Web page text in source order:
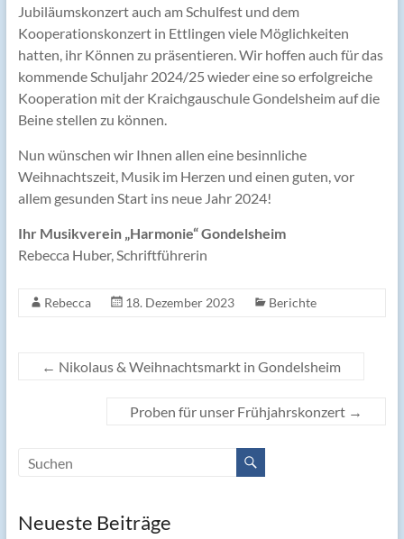
Jubiläumskonzert auch am Schulfest und dem
Kooperationskonzert in Ettlingen viele Möglichkeiten
hatten, ihr Können zu präsentieren. Wir hoffen auch für das
kommende Schuljahr 2024/25 wieder eine so erfolgreiche
Kooperation mit der Kraichgauschule Gondelsheim auf die
Beine stellen zu können.
Nun wünschen wir Ihnen allen eine besinnliche
Weihnachtszeit, Musik im Herzen und einen guten, vor
allem gesunden Start ins neue Jahr 2024!
Ihr Musikverein „Harmonie“ Gondelsheim
Rebecca Huber, Schriftführerin
Rebecca 18. Dezember 2023 Berichte
← Nikolaus & Weihnachtsmarkt in Gondelsheim
Proben für unser Frühjahrskonzert →
Neueste Beiträge